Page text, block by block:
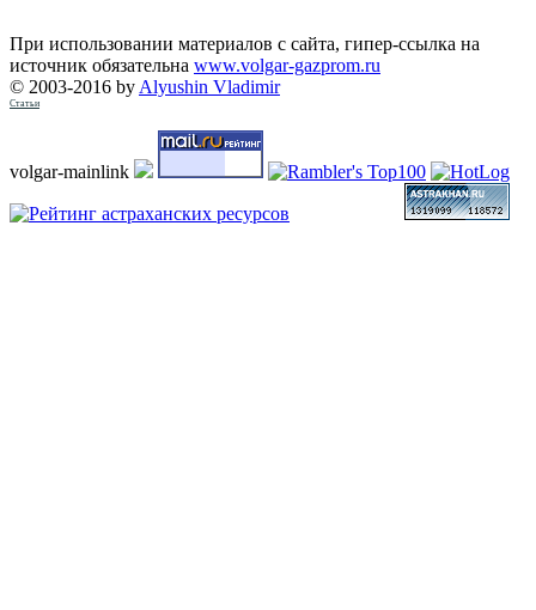
При использовании материалов с сайта, гипер-ссылка на
источник обязательна www.volgar-gazprom.ru
© 2003-2016 by Alyushin Vladimir
Статьи
volgar-mainlink